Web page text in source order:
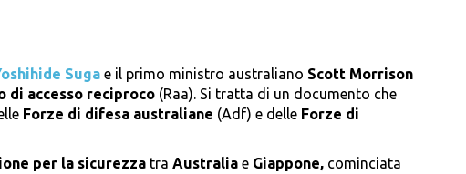
Suga e il primo ministro australiano Scott Morrison
di accesso reciproco (Raa). Si tratta di un documento che
Forze di difesa australiane (Adf) e delle Forze di
per la sicurezza tra Australia e Giappone, cominciata